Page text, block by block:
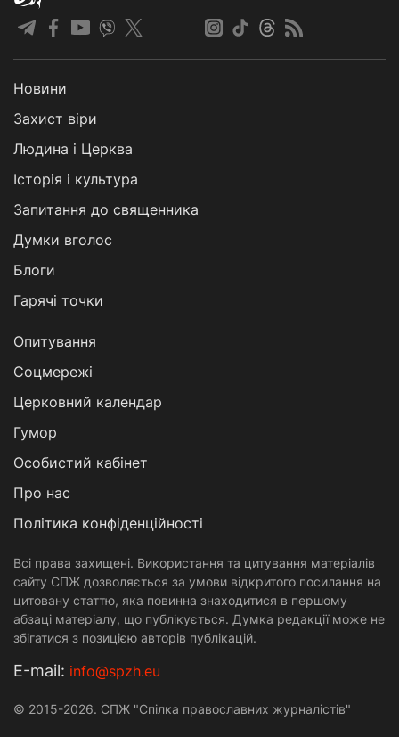
Новини
Захист віри
Людина і Церква
Історія і культура
Запитання до священника
Думки вголос
Блоги
Гарячі точки
Опитування
Соцмережі
Церковний календар
Гумор
Особистий кабінет
Про нас
Політика конфіденційності
Всі права захищені. Використання та цитування матеріалів
сайту СПЖ дозволяється за умови відкритого посилання на
цитовану статтю, яка повинна знаходитися в першому
абзаці матеріалу, що публікується. Думка редакції може не
збігатися з позицією авторів публікацій.
Е-mail: info@spzh.eu
© 2015-2026. СПЖ "Спілка православних журналістів"